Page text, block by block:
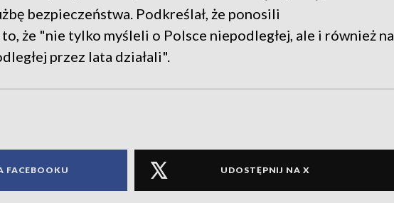
bezpieczeństwa. Podkreślał, że ponosili
że "nie tylko myśleli o Polsce niepodległej, ale i również na
przez lata działali".
FACEBOOKU UDOSTĘPNIJ NA X